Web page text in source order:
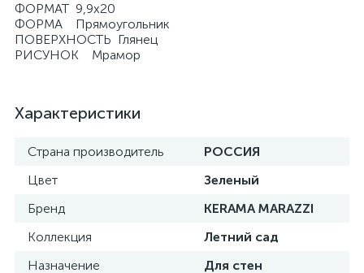
ФОРМАТ 9,9х20
ФОРМА Прямоугольник
ПОВЕРХНОСТЬ Глянец
РИСУНОК Мрамор
Характеристики
Страна производитель
РОССИЯ
Цвет
Зеленый
Бренд
KERAMA MARAZZI
Коллекция
Летний сад
Назначение
Для стен